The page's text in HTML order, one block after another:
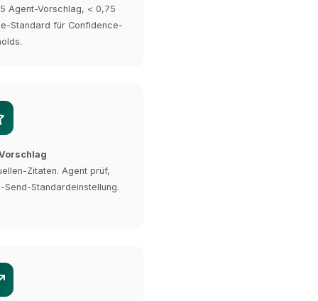
Agent-Vorschlag, < 0,75
Standard für Confidence-
Zitaten. Agent prüf,
Standardeinstellung.